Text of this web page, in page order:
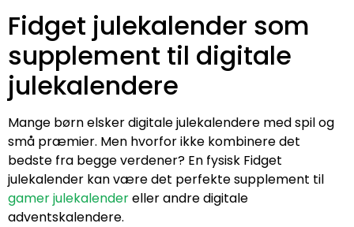
Fidget julekalender som
supplement til digitale
julekalendere
Mange børn elsker digitale julekalendere med spil og
små præmier. Men hvorfor ikke kombinere det
bedste fra begge verdener? En fysisk Fidget
julekalender kan være det perfekte supplement til
gamer julekalendereller andre digitale
adventskalendere.